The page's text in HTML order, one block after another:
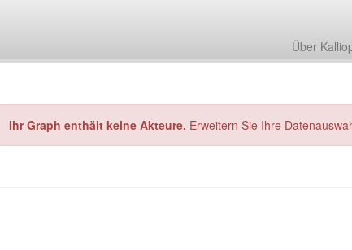
Über
Ihr Graph enthält keine Akteure. Erweitern Sie Ihre